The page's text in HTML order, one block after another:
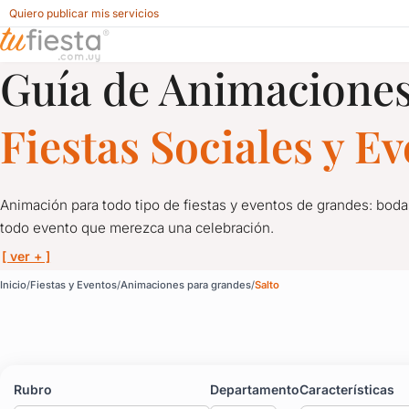
Quiero publicar mis servicios
Animaciones para grandes para Fiestas y Eventos en Salto
Guía de
Fiestas Sociales y
Animación para todo tipo de fiestas y eventos de grandes:
todo evento que merezca una celebración.
[ ver + ]
Inicio Fiestas y Eventos Animaciones para grandes Salto
Rubro DepartamentoCaracterísticas
Animaciones para
Animación para todo tipo de fiestas y eventos de grandes:
Magia, shows, stand up, música y todo lo que quieras para